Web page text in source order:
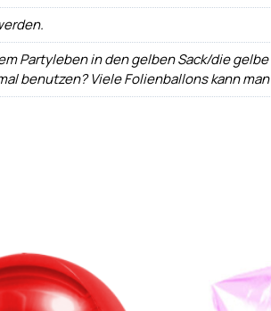
Partyleben in den gelben Sack/die gelbe
benutzen? Viele Folienballons kann